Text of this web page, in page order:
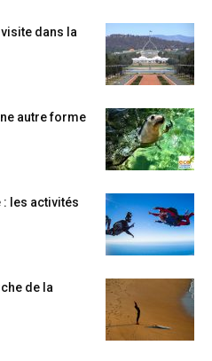
dans la
autre forme
les activités
de la